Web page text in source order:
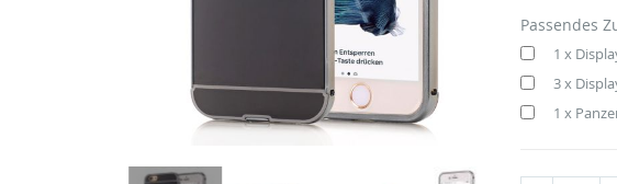
Passendes
1 x
3 x
1 x